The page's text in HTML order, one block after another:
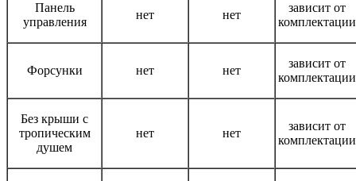
Панель
управления
нет нет
зависит от
комплектации
Форсунки нет нет
зависит от
комплектации
Без крыши с
тропическим
душем
нет нет
зависит от
комплектации